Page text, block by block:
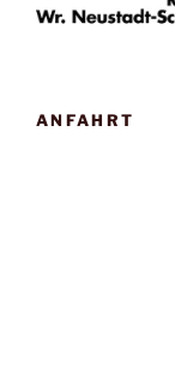
ANFAHRT